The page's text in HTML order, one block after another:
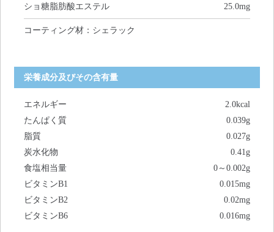
ショ糖脂肪酸エステル 25.0mg
コーティング材：シェラック
栄養成分及びその含有量
エネルギー
2.0kcal
たんぱく質
0.039g
脂質
0.027g
炭水化物
0.41g
食塩相当量
0～0.002g
ビタミンB1
0.015mg
ビタミンB2
0.02mg
ビタミンB6
0.016mg